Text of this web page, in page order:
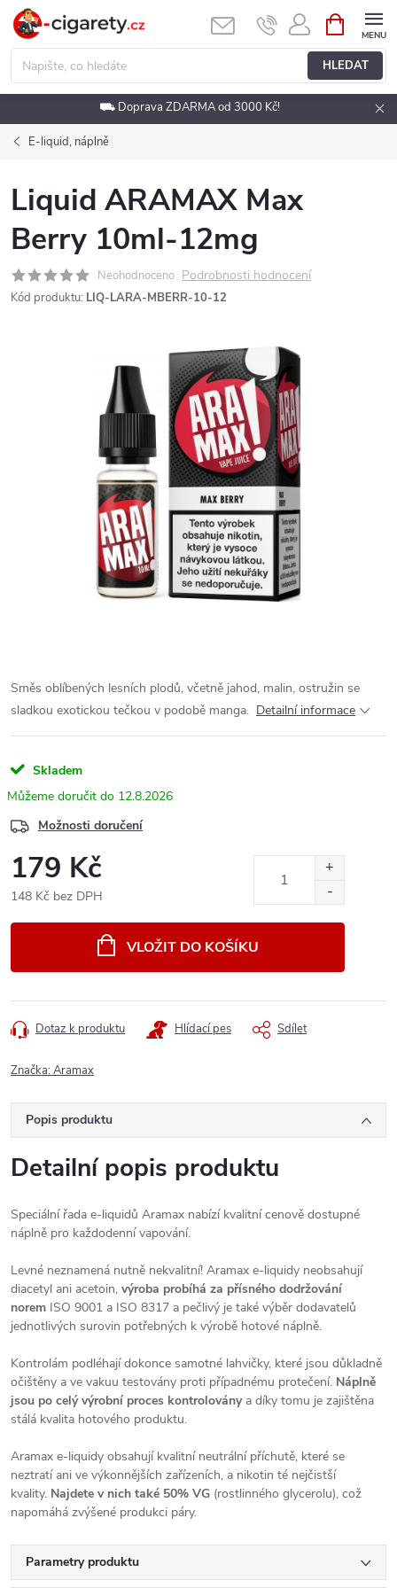
Přejít
obsah
HLEDAT
NÁKUPNÍ
KOŠÍK
⛟ Doprava ZDARMA od 3000 Kč!
E-liquid, náplně
Liquid ARAMAX Max
Berry 10ml-12mg
Neohodnoceno Podrobnosti hodnocení
Kód produktu: LIQ-LARA-MBERR-10-12
Směs oblíbených lesních plodů, včetně jahod, malin, ostružin se
sladkou exotickou tečkou v podobě manga. Detailní informace
Skladem
12.8.2026
Možnosti doručení
179 Kč
148 Kč bez DPH
VLOŽIT DO KOŠÍKU
Dotaz k produktu Hlídací pes Sdílet
Značka:Aramax
Popis produktu
Detailní popis produktu
Speciální řada e-liquidů Aramax nabízí kvalitní cenově dostupné
náplně pro každodenní vapování.
Levné neznamená nutně nekvalitní! Aramax e-liquidy neobsahují
diacetyl ani acetoin, výroba probíhá za přísného dodržování
norem ISO 9001 a ISO 8317 a pečlivý je také výběr dodavatelů
jednotlivých surovin potřebných k výrobě hotové náplně.
Kontrolám podléhají dokonce samotné lahvičky, které jsou důkladně
očištěny a ve vakuu testovány proti případnému protečení. Náplně
jsou po celý výrobní proces kontroloványa díky tomu je zajištěna
stálá kvalita hotového produktu.
Aramax e-liquidy obsahují kvalitní neutrální příchutě, které se
neztratí ani ve výkonnějších zařízeních, a nikotin té nejčistší
kvality. Najdete v nich také 50% VG (rostlinného glycerolu), což
napomáhá zvýšené produkci páry.
Parametry produktu